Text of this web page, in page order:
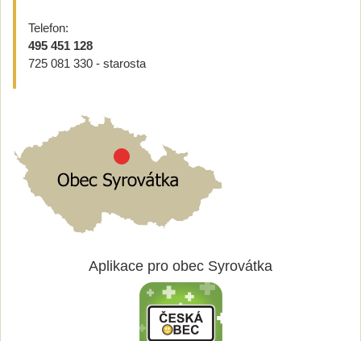
Telefon:
495 451 128
725 081 330 - starosta
Aplikace pro obec Syrovátka